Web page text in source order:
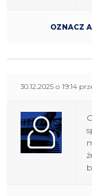
OZNACZ
30.12.2025 o 19:14